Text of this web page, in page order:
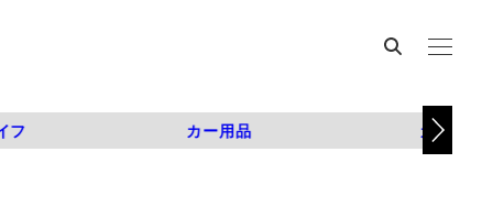
フ カー用品 カスタム